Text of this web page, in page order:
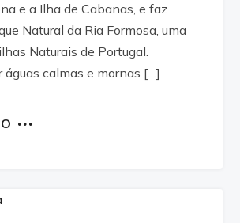
e a Ilha de Cabanas, e faz
Natural da Ria Formosa, uma
Naturais de Portugal.
águas calmas e mornas […]